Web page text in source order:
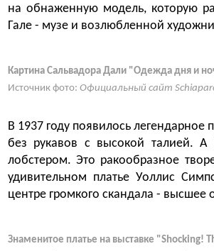
на обнаженную модель, которую
Гале - музе и возлюбленной
Картина Сальвадора Дали "Одежда дня и
Источник фото: Официальный сайт
В 1937 году появилось легендарное
без рукавов с высокой талией.
лобстером. Это ракообразное
удивительном платье Уоллис
центре громкого скандала -
Знаменитое платье на выставке "Shocking!